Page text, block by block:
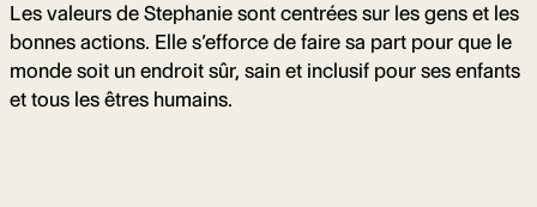
Les valeurs de Stephanie sont centrées sur les gens et les
bonnes actions. Elle s’efforce de faire sa part pour que le
monde soit un endroit sûr, sain et inclusif pour ses enfants
et tous les êtres humains.